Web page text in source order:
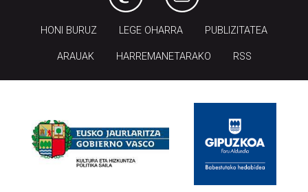
HONI BURUZ LEGE OHARRA PUBLIZITATEA
ARAUAK HARREMANETARAKO RSS